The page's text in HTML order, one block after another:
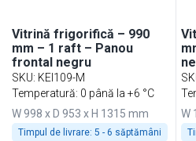
Vitrină frigorifică – 990
mm – 1 raft – Panou
frontal negru
SKU: KEI109-M
Temperatură: 0 până la +6 °C
W 998 x D 953 x H 1315 mm
Timpul de livrare: 5 - 6 săptămâni
W